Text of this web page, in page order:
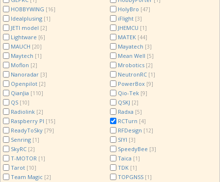
HOBBYWING [16] HolyBro [47]
Idealplusing [1] iFlight [3]
JETI model [2] JHEMCU [1]
Lightware [6] MATEK [44]
MAUCH [20] Mayatech [3]
Maytech [1] Mean Well [5]
Moflon [2] Mrobotics [2]
Nanoradar [3] NeutronRC [1]
Openpilot [2] PowerBox [9]
QianJia [110] Qio-Tek [9]
QS [10] QSKJ [2]
Radiolink [2] Radxa [5]
Raspberry PI [15] RCTurn [4]
ReadyToSky [79] RFDesign [12]
Senring [1] SIYI [3]
SkyRC [2] SpeedyBee [3]
T-MOTOR [1] Taica [1]
Tarot [10] TDK [1]
Team Magic [2] TOPGNSS [1]